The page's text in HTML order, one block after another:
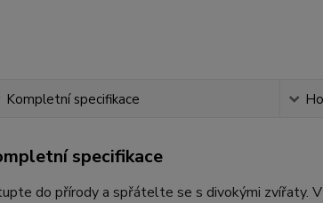
Kompletní specifikace
specifikace
do přírody a spřátelte se s divokými zvířaty.